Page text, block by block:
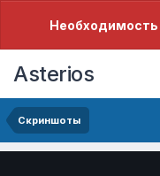
Необходимость
Asterios
Скриншоты